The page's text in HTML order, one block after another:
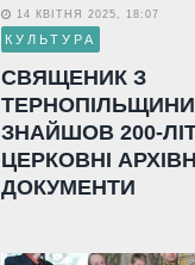
14 КВІТНЯ 2025, 18:07
КУЛЬТУРА
СВЯЩЕНИК З
ТЕРНОПІЛЬЩИНИ
ЗНАЙШОВ 200-
ЦЕРКОВНІ
ДОКУМЕНТИ